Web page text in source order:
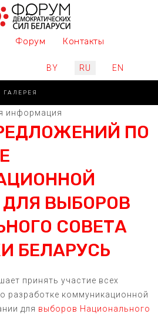
Форум Контакты
Выберите язык
BY RU EN
ГАЛЕРЕЯ
информация
ПО
ДЛЯ ВЫБОРОВ
СОВЕТА
БЕЛАРУСЬ
принять участие всех
разработке коммуникационной
для выборов Национального